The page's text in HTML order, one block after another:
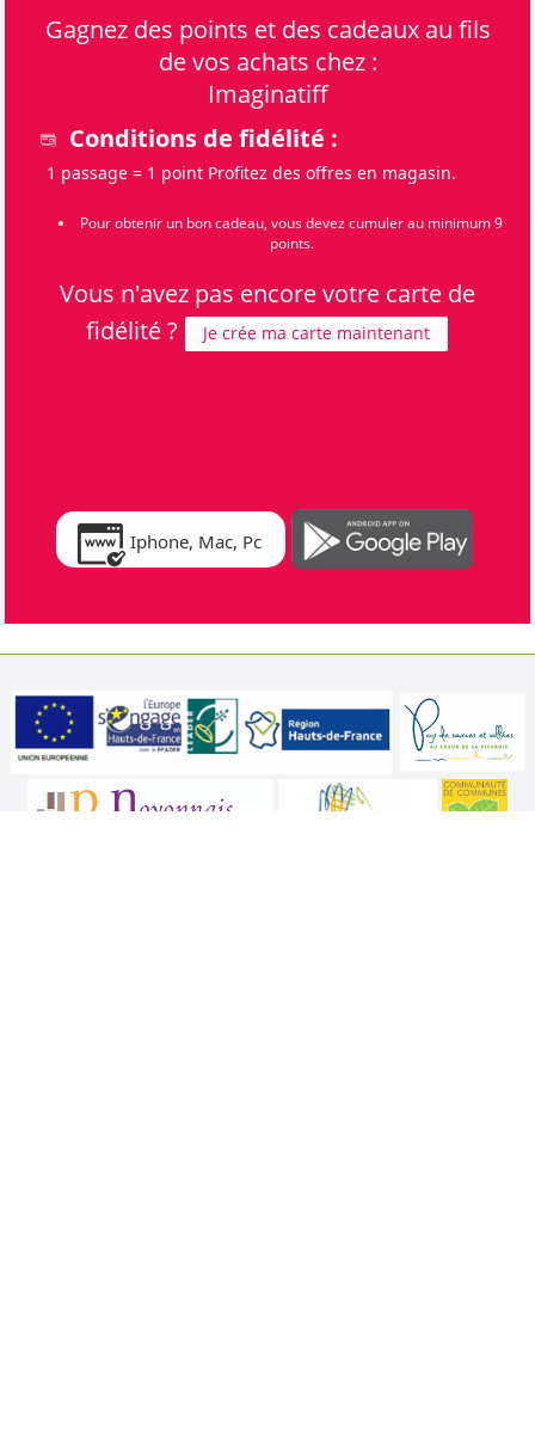
Gagnez des points et des cadeaux au fils
de vos achats chez :
Imaginatiff
Conditions de fidélité :
1 passage = 1 point Profitez des offres en magasin.
Pour obtenir un bon cadeau, vous devez cumuler au minimum 9
points.
Vous n'avez pas encore votre carte de
fidélité ?
Je crée ma carte maintenant
Iphone, Mac, Pc